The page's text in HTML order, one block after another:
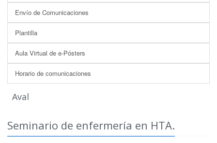
Envío de Comunicaciones
Plantilla
Aula Virtual de e-Pósters
Horario de comunicaciones
Aval
Seminario de enfermería en HTA.